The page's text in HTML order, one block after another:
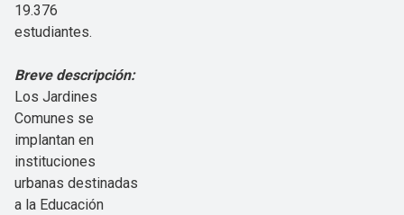
19.376
estudiantes.
Breve descripción:
Los Jardines
Comunes se
implantan en
instituciones
urbanas destinadas
a la Educación